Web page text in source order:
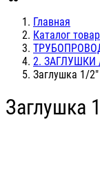
Главная
Каталог
2. ЗАГЛУШКИ
Заглушка 1/2"
Заглушка